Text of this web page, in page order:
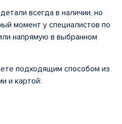
всегда в наличии, но
момент у специалистов по
напрямую в выбранном
подходящим способом из
и картой: